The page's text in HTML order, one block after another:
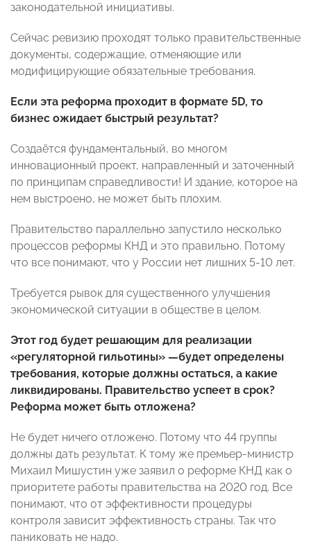
законодательной инициативы.
Сейчас ревизию проходят только правительственные
документы, содержащие, отменяющие или
модифицирующие обязательные требования.
Если эта реформа проходит в формате 5D, то
бизнес ожидает быстрый результат?
Создаётся фундаментальный, во многом
инновационный проект, направленный и заточенный
по принципам справедливости! И здание, которое на
нем выстроено, не может быть плохим.
Правительство параллельно запустило несколько
процессов реформы КНД и это правильно. Потому
что все понимают, что у России нет лишних 5-10 лет.
Требуется рывок для существенного улучшения
экономической ситуации в обществе в целом.
Этот год будет решающим для реализации
«регуляторной гильотины» —будет определены
требования, которые должны остаться, а какие
ликвидированы. Правительство успеет в срок?
Реформа может быть отложена?
Не будет ничего отложено. Потому что 44 группы
должны дать результат. К тому же премьер-министр
Михаил Мишустин уже заявил о реформе КНД как о
приоритете работы правительства на 2020 год. Все
понимают, что от эффективности процедуры
контроля зависит эффективность страны. Так что
паниковать не надо.